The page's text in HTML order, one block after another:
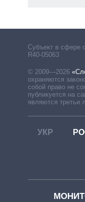
Субъект в сфере
R40-05063
© 2009—2026
охраняются
собой право не
публикуется на
являются третьи
УКР